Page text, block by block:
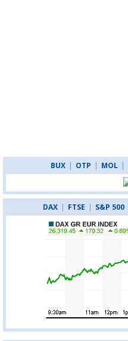
BUX | OTP | MOL |
DAX | FTSE | S&P 500